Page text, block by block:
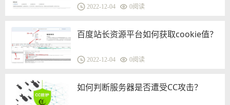
2022-12-04 0阅读
百度站长资源平台如何获取cookie值？
2022-12-04 0阅读
如何判断服务器是否遭受CC攻击？